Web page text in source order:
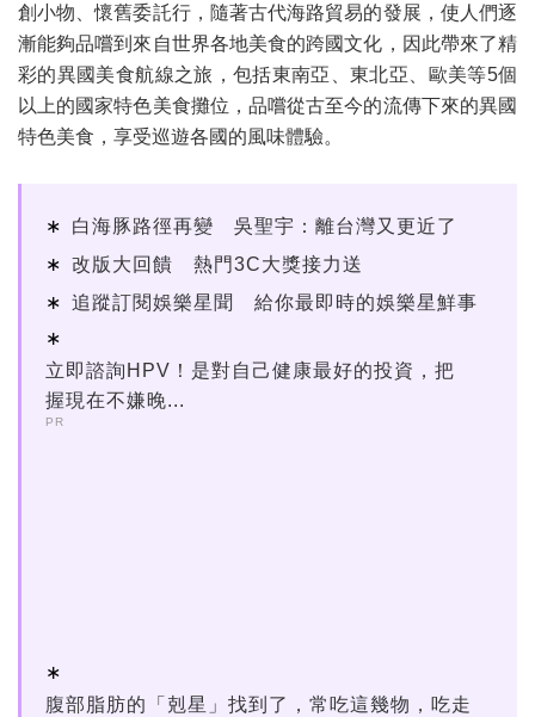
創小物、懷舊委託行，隨著古代海路貿易的發展，使人們逐
漸能夠品嚐到來自世界各地美食的跨國文化，因此帶來了精
彩的異國美食航線之旅，包括東南亞、東北亞、歐美等5個
以上的國家特色美食攤位，品嚐從古至今的流傳下來的異國
特色美食，享受巡遊各國的風味體驗。
白海豚路徑再變 吳聖宇：離台灣又更近了
改版大回饋 熱門3C大獎接力送
追蹤訂閱娛樂星聞 給你最即時的娛樂星鮮事
立即諮詢HPV！是對自己健康最好的投資，把
握現在不嫌晚...
PR
腹部脂肪的「剋星」找到了，常吃這幾物，吃走